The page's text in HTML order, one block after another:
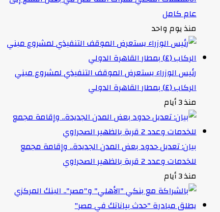
عام كامل
منذ يوم واحد
رئيس الوزراء يستعرض الموقف التنفيذي لمشروع مبني
الركاب (٤) بمطار القاهرة الدولي
منذ 3 أيام
بيان: تعديل حدود بعض المدن الجديدة.. وإقامة مجمع
للخدمات وعدد 2 قرية بالظهير الصحراوي
منذ 3 أيام